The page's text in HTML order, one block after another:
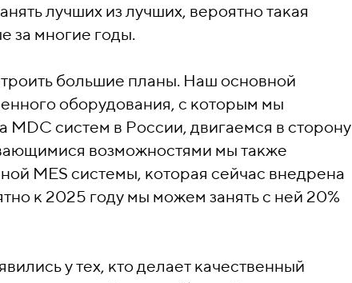
лучших из лучших, вероятно такая
за многие годы.
большие планы. Наш основной
оборудования, с которым мы
MDC систем в России, двигаемся в сторону
возможностями мы также
MES системы, которая сейчас внедрена
к 2025 году мы можем занять с ней 20%
у тех, кто делает качественный